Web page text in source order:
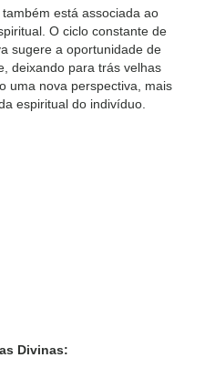
está associada ao
O ciclo constante de
sugere a oportunidade de
deixando para trás velhas
uma nova perspectiva, mais
espiritual do indivíduo.
Divinas: